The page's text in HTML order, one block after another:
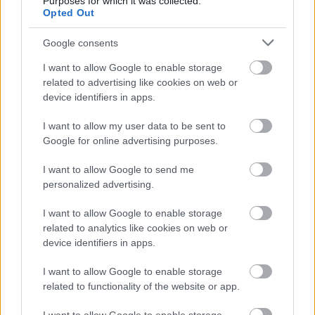
Opted Out
Google consents
I want to allow Google to enable storage
related to advertising like cookies on web or
device identifiers in apps.
I want to allow my user data to be sent to
Google for online advertising purposes.
I want to allow Google to send me
personalized advertising.
I want to allow Google to enable storage
related to analytics like cookies on web or
device identifiers in apps.
I want to allow Google to enable storage
related to functionality of the website or app.
jenai egyetemre. Anno, tanulmányai során
beleszeretett professzorának, Teichmeier Frigyesnek
a lányába így – hogy teljes legyen a szappanopera -
szerelmi szálak is fűzték az egyetemhez. Vándor
lélekként ott se maradt sokáig, előbb Halléba hívták
majd onnan az újonnan alapított göttingeni
egyetemre ment. Ő volt az első az egyetem világhírű
matematikusai sorában 31 évesen. Olyan nagy
agyaknak készítette elő az alapokat Göttingenben,
mint Bolyai, Gauss, Dirichlet, Rieman Clepsch és
Klein. Munkáját "kompendiumok", amolyan vázlatok
írásával kezdte, melyek az addig tudásanyagot
legértékesebb a forgástestek geodetikus görbéinek
problémájával foglalkozott. Hu de nagyot
káromkodtam megint. Ez viszi át a síkban tanult két
gondolkodásba.
1747-es kiadású gyűjteményes kötetében ismertette
először a fentebb említett róla elnevezett kerekét.